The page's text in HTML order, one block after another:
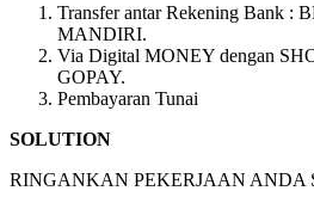
Transfer antar Rekening Bank :
MANDIRI.
Via Digital MONEY dengan
GOPAY.
Pembayaran Tunai
SOLUTION
RINGANKAN PEKERJAAN ANDA